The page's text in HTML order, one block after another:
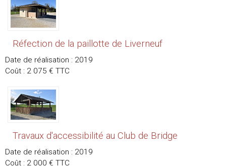
Réfection de la paillotte de Liverneuf
Date de réalisation : 2019
Coût : 2 075 € TTC
Travaux d'accessibilité au Club de Bridge
Date de réalisation : 2019
Coût : 2 000 € TTC